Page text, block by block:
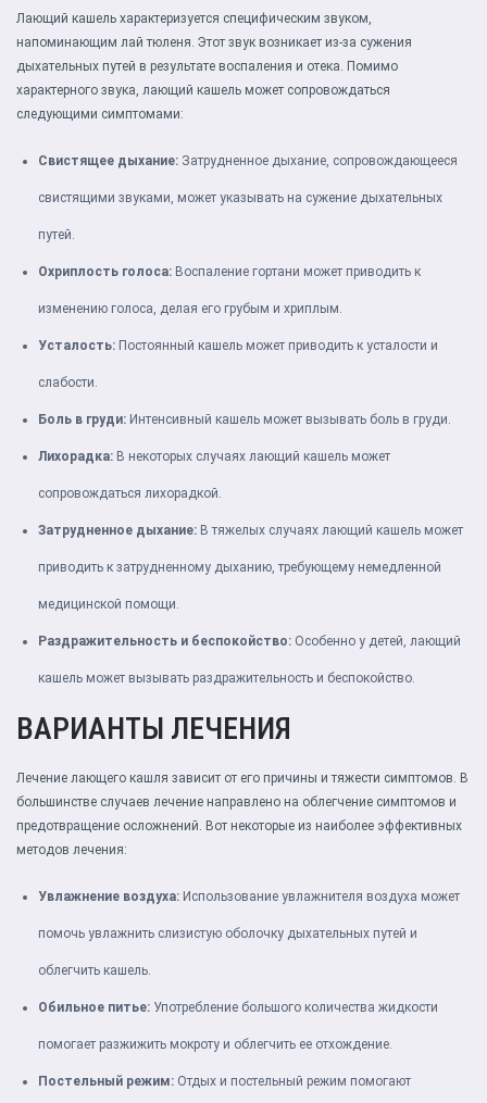
Лающий кашель характеризуется специфическим звуком,
напоминающим лай тюленя. Этот звук возникает из-за сужения
дыхательных путей в результате воспаления и отека. Помимо
характерного звука, лающий кашель может сопровождаться
следующими симптомами:
Свистящее дыхание: Затрудненное дыхание, сопровождающееся
свистящими звуками, может указывать на сужение дыхательных
путей.
Охриплость голоса: Воспаление гортани может приводить к
изменению голоса, делая его грубым и хриплым.
Усталость: Постоянный кашель может приводить к усталости и
слабости.
Боль в груди: Интенсивный кашель может вызывать боль в груди.
Лихорадка: В некоторых случаях лающий кашель может
сопровождаться лихорадкой.
Затрудненное дыхание: В тяжелых случаях лающий кашель может
приводить к затрудненному дыханию, требующему немедленной
медицинской помощи.
Раздражительность и беспокойство: Особенно у детей, лающий
кашель может вызывать раздражительность и беспокойство.
ВАРИАНТЫ ЛЕЧЕНИЯ
Лечение лающего кашля зависит от его причины и тяжести симптомов. В
большинстве случаев лечение направлено на облегчение симптомов и
предотвращение осложнений. Вот некоторые из наиболее эффективных
методов лечения:
Увлажнение воздуха: Использование увлажнителя воздуха может
помочь увлажнить слизистую оболочку дыхательных путей и
облегчить кашель.
Обильное питье: Употребление большого количества жидкости
помогает разжижить мокроту и облегчить ее отхождение.
Постельный режим: Отдых и постельный режим помогают